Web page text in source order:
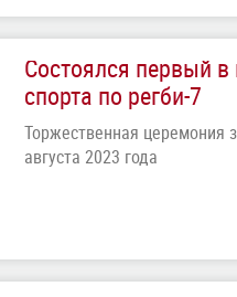
Состоялся первый
спорта по регби-7
Торжественная церемония
августа 2023 года